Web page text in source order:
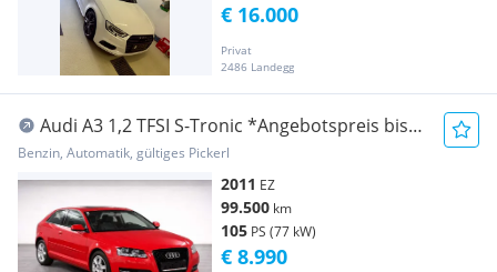
Privat
2486 Landegg
€ 16.000
Audi A3 1,2 TFSI S-Tronic *Angebotspreis bis
27.07.2026*
Benzin, Automatik, gültiges Pickerl
2011 EZ
99.500 km
105 PS (77 kW)
€ 8.990